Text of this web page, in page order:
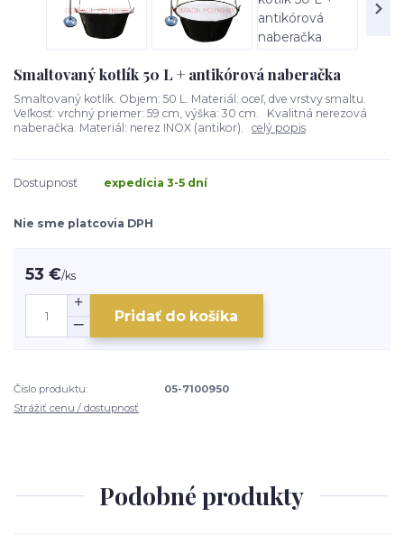
Smaltovaný kotlík 50 L + antikórová naberačka
Smaltovaný kotlík. Objem: 50 L. Materiál: oceľ, dve vrstvy smaltu.
Veľkosť: vrchný priemer: 59 cm, výška: 30 cm. Kvalitná nerezová
naberačka. Materiál: nerez INOX (antikor). celý popis
Dostupnosť expedícia 3-5 dní
Nie sme platcovia DPH
53 €/ks
Pridať do košíka
Číslo produktu:
05-7100950
Strážiť cenu / dostupnosť
Podobné produkty